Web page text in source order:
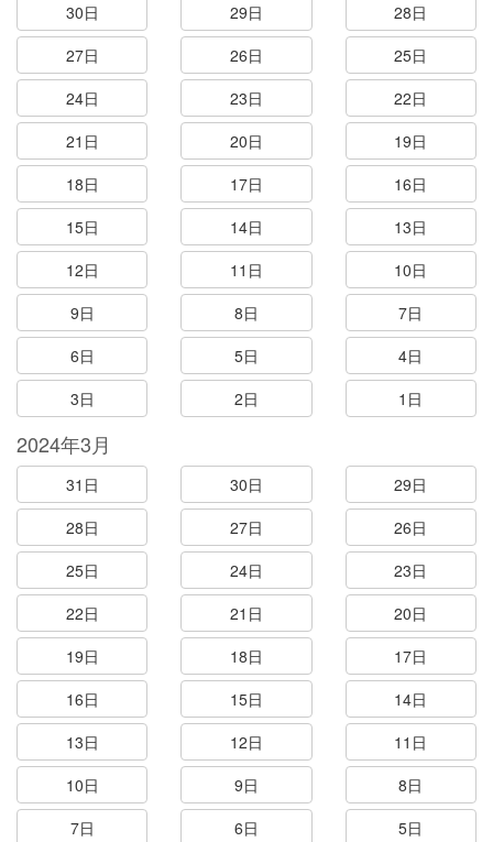
30日 29日
28日
27日
26日
25日
24日
23日
22日
21日
20日
19日
18日
17日
16日
15日
14日
13日
12日
11日
10日
9日
8日
7日
6日
5日
4日
3日
2日 1日
2024年3月
31日 30日
29日
28日
27日
26日
25日
24日
23日
22日
21日
20日
19日
18日
17日
16日
15日
14日
13日
12日
11日
10日
9日
8日
7日
6日
5日